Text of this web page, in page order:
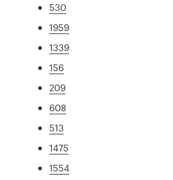
530
1959
1339
156
209
608
513
1475
1554